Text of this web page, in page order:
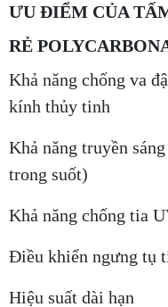
ƯU ĐIỂM CỦA
RẺ
Khả năng chống va
kính thủy tinh
Khả năng truyền
trong suốt)
Khả năng chống tia
Điều khiển ngưng tụ
Hiệu suất dài hạn